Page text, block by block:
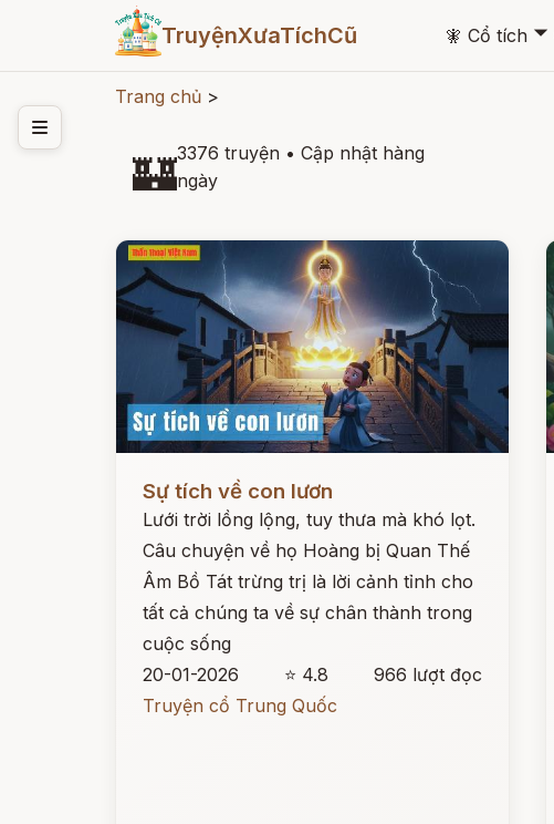
TruyệnXưaTíchCũ 🧚 Cổ tích 🞃
Trang chủ >
🏰3376 truyện • Cập nhật hàng
ngày
Sự tích về con lươn
Lưới trời lồng lộng, tuy thưa mà khó lọt.
Câu chuyện về họ Hoàng bị Quan Thế
Âm Bồ Tát trừng trị là lời cảnh tỉnh cho
tất cả chúng ta về sự chân thành trong
cuộc sống
20-01-2026
⭐ 4.8
966 lượt đọc
Truyện cổ Trung Quốc